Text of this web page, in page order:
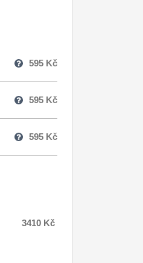
595 Kč
595 Kč
595 Kč
3410 Kč